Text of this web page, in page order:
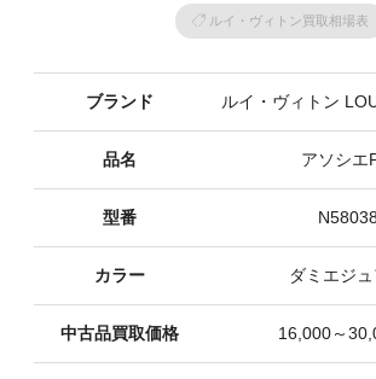
ルイ・ヴィトン買取相場表
ブランド ルイ・ヴィトン
品名 アソシエ
型番 N58038
カラー ダミエジ
中古品買取価格 16,000～